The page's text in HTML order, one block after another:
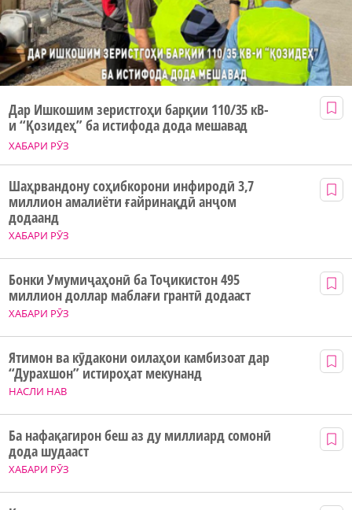
ХАБАРИ РӮЗ
Дар Ишкошим зеристгоҳи барқии 110/35 кВ-
и “Қозидеҳ” ба истифода дода мешавад
ХАБАРИ РӮЗ
Шаҳрвандону соҳибкорони инфиродӣ 3,7
миллион амалиёти ғайринақдӣ анҷом
додаанд
ХАБАРИ РӮЗ
Бонки Умумиҷаҳонӣ ба Тоҷикистон 495
миллион доллар маблағи грантӣ додааст
НАСЛИ НАВ
Ятимон ва кӯдакони оилаҳои камбизоат дар
“Дурахшон” истироҳат мекунанд
ХАБАРИ РӮЗ
Ба нафақагирон беш аз ду миллиард сомонӣ
дода шудааст